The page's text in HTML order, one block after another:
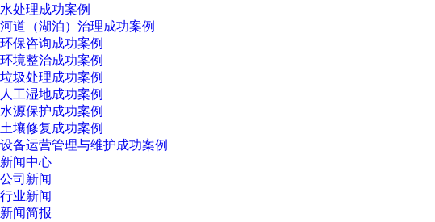
水处理成功案例
河道（湖泊）治理成功案例
环保咨询成功案例
环境整治成功案例
垃圾处理成功案例
人工湿地成功案例
水源保护成功案例
土壤修复成功案例
设备运营管理与维护成功案例
新闻中心
公司新闻
行业新闻
新闻简报